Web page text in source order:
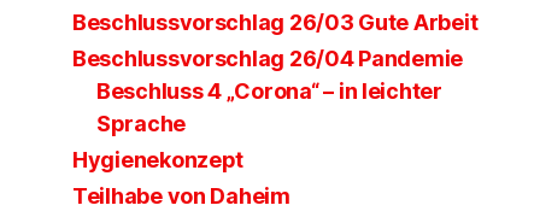
Beschlussvorschlag 26/03 Gute Arbeit
Beschlussvorschlag 26/04 Pandemie
Beschluss 4 „Corona“ – in leichter
Sprache
Hygienekonzept
Teilhabe von Daheim